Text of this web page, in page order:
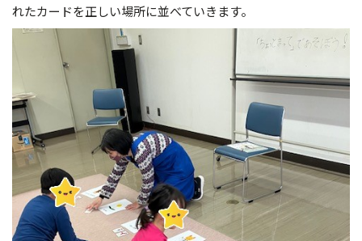
れたカードを正しい場所に並べていきます。